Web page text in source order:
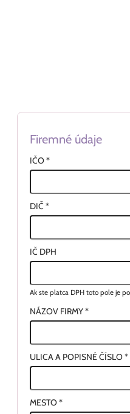
Firemné údaje
IČO*
DIČ *
IČ DPH
Ak ste platca DPH toto pole je
NÁZOV FIRMY*
ULICA A POPISNÉ ČÍSLO*
MESTO*